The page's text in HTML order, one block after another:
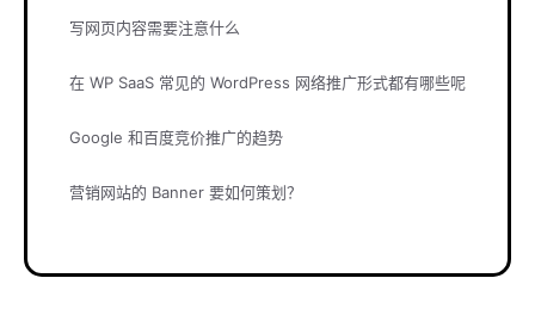
写网页内容需要注意什么
在 WP SaaS 常见的 WordPress 网络推广形式都有哪些呢
Google 和百度竞价推广的趋势
营销网站的 Banner 要如何策划？